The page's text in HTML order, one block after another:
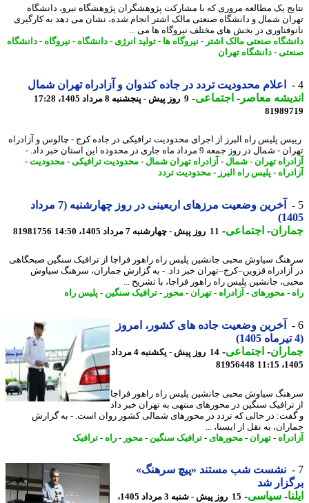
یک مطالعه مروری که با مشارکت پژوهشگران پژوهشگاه نیرو، دانشگاه
شمال و دانشگاه صنعتی مالک اشتر انجام شده، نشان می دهد به کارگیری
در بخش های مختلف نیروگاه ها می ...
صنعتی مالک اشتر -نیروگاه ها- تولید انرژی-دانشگاه-نیروگاه -دانشگاه
-دانشگاه تهران
اعلام محدودیت تردد در جاده کندوان و آزادراه تهران شمال
معاصر-اجتماعی-9 روز پیش - پنجشنبه 8 مرداد 1405، 17:28
پلیس راه البرز از اجرای محدودیت ترافیکی در جاده کرج - چالوس و آزادراه
در روز جمعه 9 مرداد ماه جاری در محدوده این استان خبر داد. -
تهران - شمال-آزادراه تهران شمال-محدودیت ترافیکی-محدودیت-
- پلیس راه البرز -محدودیت تردد
آخرین وضعیت مرزهای اربعینی در روز چهارشنبه (7 مرداد
- اجتماعی-11 روز پیش - چهارشنبه 7 مرداد 1405، 14:50 81981756
سیاوش محبی جانشین پلیس راه راهور فراجا از ترافیک سنگین صبحگاهی
قزوین–کرج–تهران خبر داد. - به گزارش جماران، سرهنگ سیاوش
جانشین پلیس راه راهور فراجا، با تشریح ...
- محورهای -آزادراه - تهران- محور-ترافیک سنگین-پلیس راه
آخرین وضعیت جاده های کشور، امروز
- اجتماعی-
14 روز پیش - یکشنبه 4 مرداد
81956448
سیاوش محبی جانشین پلیس راه راهور فراجا
سنگین در محورهای منتهی به تهران خبر داد
در حالی که تردد در محورهای شمالی کشور روان است. - به گزارش
به نقل از ایسنا، ...
- تهران- محورهای -ترافیک سنگین-محور-راه - ترافیک
نشست شب مستند «پیچ سرهنگ»
شد
-سیاسی-
15 روز پیش - شنبه 3 مرداد 1405،